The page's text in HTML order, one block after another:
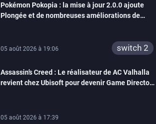
Pokémon Pokopia : la mise à jour 2.0.0 ajoute
Plongée et de nombreuses améliorations de
05 août 2026 à 19:06 switch 2
Assassin’s Creed : Le réalisateur de AC Valhalla
revient chez Ubisoft pour devenir Game Director
05 août 2026 à 17:39